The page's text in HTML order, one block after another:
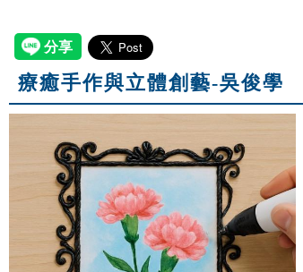
療癒手作與立體創藝-吳俊學